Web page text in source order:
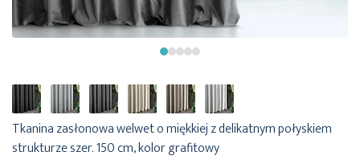
Tkanina zasłonowa welwet o miękkiej z delikatnym połyskiem
strukturze szer. 150 cm, kolor grafitowy